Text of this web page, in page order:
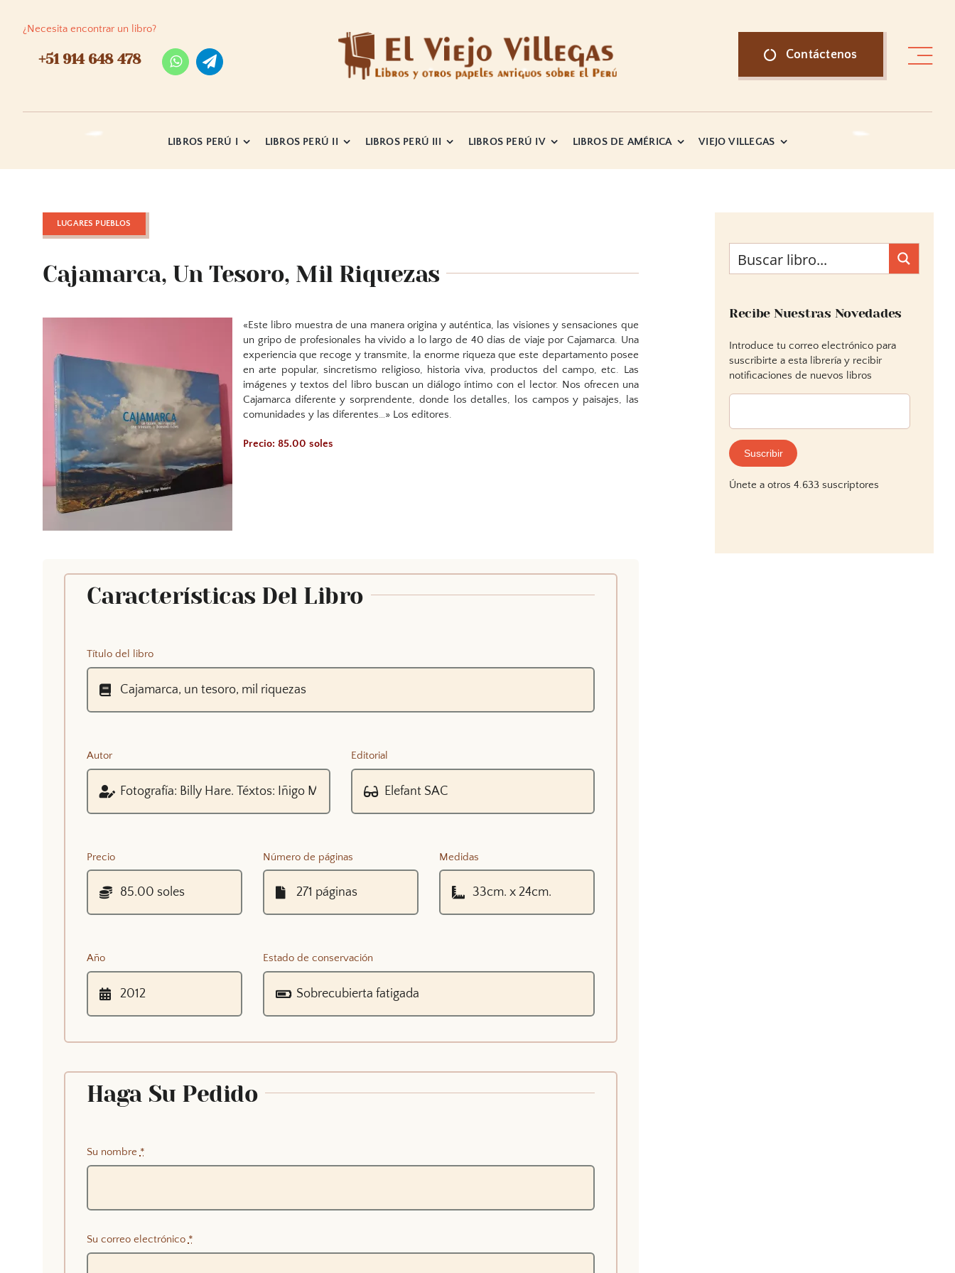
content
¿Necesita encontrar un libro?
+51 914 648 478 Contáctenos
LIBROS PERÚ I LIBROS PERÚ II LIBROS PERÚ III LIBROS PERÚ IV LIBROS DE AMÉRICA VIEJO VILLEGAS
LUGARES PUEBLOS
Cajamarca, Un Tesoro, Mil Riquezas
«Este libro muestra de una manera origina y auténtica, las visiones y sensaciones que
un gripo de profesionales ha vivido a lo largo de 40 dias de viaje por Cajamarca. Una
experiencia que recoge y transmite, la enorme riqueza que este departamento posee
en arte popular, sincretismo religioso, historia viva, productos del campo, etc. Las
imágenes y textos del libro buscan un diálogo íntimo con el lector. Nos ofrecen una
Cajamarca diferente y sorprendente, donde los detalles, los campos y paisajes, las
comunidades y las diferentes…» Los editores.
Precio: 85.00 soles
Características Del Libro
Título del libro
Autor Editorial
Precio Número de páginas Medidas
Año Estado de conservación
Haga Su Pedido
Su nombre *
Su correo electrónico *
Recibe Nuestras Novedades
Introduce tu correo electrónico para
suscribirte a esta librería y recibir
notificaciones de nuevos libros
Dirección
correo
electrónico:
Suscribir
Únete a otros 4.633 suscriptores